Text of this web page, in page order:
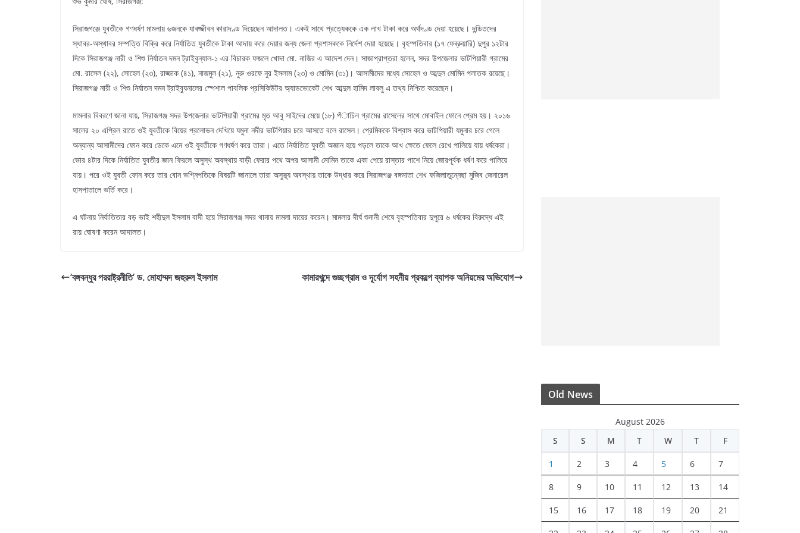
সিরাজগঞ্জে যুবতীকে গণধর্ষণ মামলায় ৬জনকে যাবজ্জীবন কারাদণ্ড দিয়েছেন আদালত। একই সাথে প্রত্যেককে এক লাখ টাকা করে অর্থদণ্ড দেয়া হয়েছে। দন্ডিতদের
স্থাবর-অস্থাবর সম্পত্তি বিক্রি করে নির্যাতিত যুবতীকে টাকা আদায় করে দেয়ার জন্য জেলা প্রশাসককে নির্দেশ দেয়া হয়েছে। বৃহস্পতিবার (১৭ ফেব্রুয়ারি) দুপুর ১২টার
দিকে সিরাজগঞ্জ নারী ও শিশু নির্যাতন দমন ট্রাইবুন্যাল-১ এর বিচারক ফজলে খোদা মো. নাজির এ আদেশ দেন। সাজাপ্রাপ্তরা হলেন, সদর উপজেলার ভাটপিয়ারী গ্রামের
মো. রাসেল (২২), সোহেল (২৩), রাজ্জাক (৪১), নাজমুল (২১), নুরু ওরফে নুর ইসলাম (২৩) ও মোমিন (৩১)। আসামীদের মধ্যে সোহেল ও আব্দুল মোমিন পলাতক রয়েছে।
সিরাজগঞ্জ নারী ও শিশু নির্যাতন দমন ট্রাইব্যুনালের স্পেশাল পাবলিক প্রসিকিউটর অ্যাডভোকেট শেখ আব্দুল হামিদ লাবলু এ তথ্য নিশ্চিত করেছেন।
মামলার বিবরণে জানা যায়, সিরাজগঞ্জ সদর উপজেলার ভাটপিয়ারী গ্রামের মৃত আবু সাইদের মেয়ে (১৮) পঁাচিল গ্রামের রাসেলের সাথে মোবাইল ফোনে প্রেম হয়। ২০১৬
সালের ২০ এপ্রিল রাতে ওই যুবতীকে বিয়ের প্রলোভন দেখিয়ে যমুনা নদীর ভাটপিয়ার চরে আসতে বলে রাসেল। প্রেমিককে বিশ্বাস করে ভাটপিয়ারী যমুনার চরে গেলে
অন্যান্য আসামীদের ফোন করে ডেকে এনে ওই যুবতীকে গণধর্ষণ করে তারা। এতে নির্যাতিত যুবতী অজ্ঞান হয়ে পড়লে তাকে আখ ক্ষেতে ফেলে রেখে পালিয়ে যায় ধর্ষকেরা।
ভোর ৪টার দিকে নির্যাতিত যুবতীর জ্ঞান ফিরলে অসুস্থ অবস্থায় বাড়ী ফেরার পথে অপর আসামী মোমিন তাকে একা পেয়ে রাস্তার পাশে নিয়ে জোরপূর্বক ধর্ষণ করে পালিয়ে
যায়। পরে ওই যুবতী ফোন করে তার বোন ভগ্নিপতিকে বিষয়টি জানালে তারা অসুস্থ্য অবস্থায় তাকে উদ্ধার করে সিরাজগঞ্জ বঙ্গমাতা শেখ ফজিলাতুন্নেছা মুজিব জেনারেল
হাসপাতালে ভর্তি করে।
এ ঘটনায় নির্যাতিতার বড় ভাই শহীদুল ইসলাম বাদী হয়ে সিরাজগঞ্জ সদর থানায় মামলা দায়ের করেন। মামলার দীর্ঘ শুনানী শেষে বৃহস্পতিবার দুপুরে ৬ ধর্ষকের বিরুদ্ধে এই
রায় ঘোষণা করেন আদালত।
‘বঙ্গবন্ধুর পররাষ্ট্রনীতি’ ড. মোহাম্মদ জহুরুল ইসলাম কামারখন্দে গুচ্ছগ্রাম ও দূর্যোগ সহনীয় প্রকল্পে ব্যাপক অনিয়মের অভিযোগ
Old News
August 2026
S
S M T W T F
1 2 3 4 5 6 7
8 9 10 11 12 13 14
15 16 17 18 19 20 21